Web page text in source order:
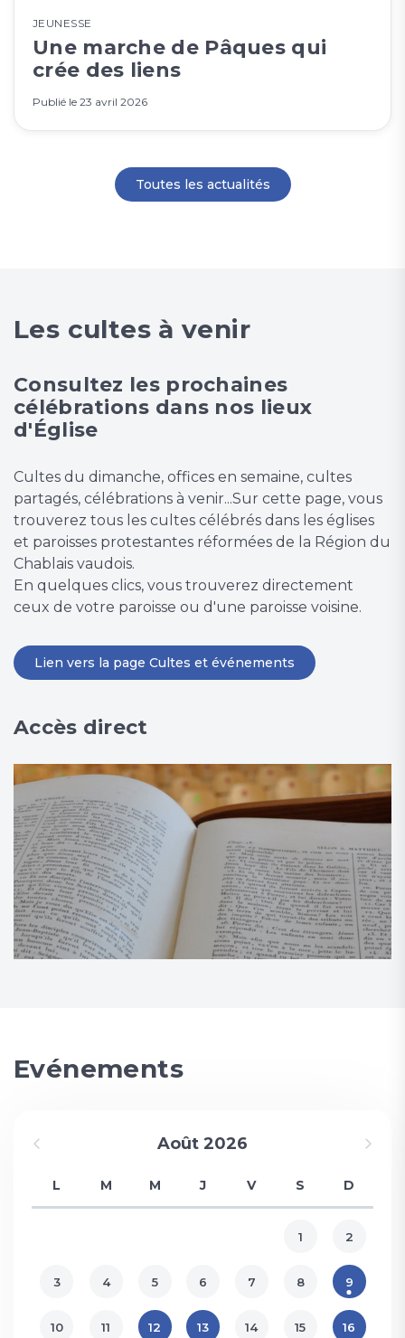
JEUNESSE
Une marche de Pâques qui
crée des liens
Publié le 23 avril 2026
Toutes les actualités
Les cultes à venir
Consultez les prochaines
célébrations dans nos lieux
d'Église
Cultes du dimanche, offices en semaine, cultes
partagés, célébrations à venir...Sur cette page, vous
trouverez tous les cultes célébrés dans les églises
et paroisses protestantes réformées de la Région du
Chablais vaudois.
En quelques clics, vous trouverez directement
ceux de votre paroisse ou d'une paroisse voisine.
Lien vers la page Cultes et événements
Accès direct
Evénements
Août 2026
L M M J V S D
1 2
3 4 5 6 7 8 9
10 11 12 13 14 15 16